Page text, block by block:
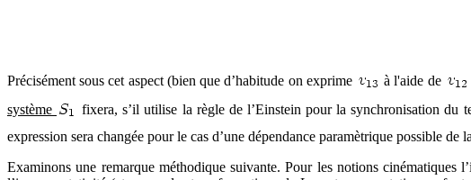
Précisément sous cet aspect (bien que d’habitude on exprime à l'aide de
système
fixera, s’il utilise la règle de l’Einstein pour la synchronisation du
expression sera changée pour le cas d’une dépendance paramètrique possible
Examinons une remarque méthodique suivante. Pour les notions